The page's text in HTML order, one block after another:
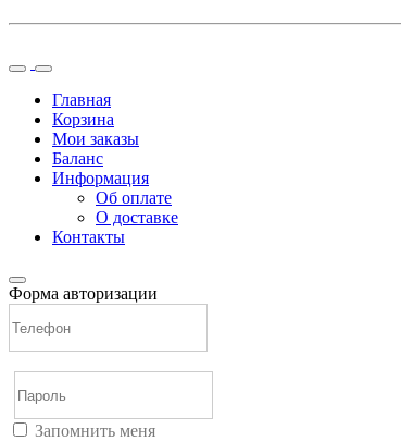
Главная
Корзина
Мои заказы
Баланс
Информация
Об оплате
О доставке
Контакты
Форма авторизации
Запомнить меня